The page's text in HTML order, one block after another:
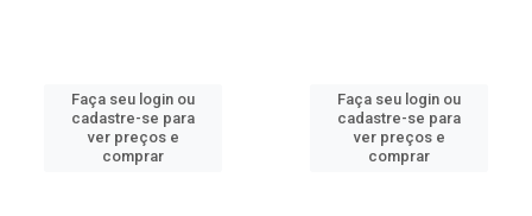
Faça seu login ou
cadastre-se para
ver preços e
comprar
Faça seu login ou
cadastre-se para
ver preços e
comprar